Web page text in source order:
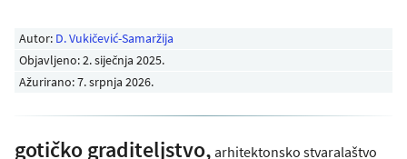
Autor: D. Vukičević-Samaržija
Objavljeno:2. siječnja 2025.
Ažurirano: 7. srpnja 2026.
gotičko graditeljstvo, arhitektonsko stvaralaštvo